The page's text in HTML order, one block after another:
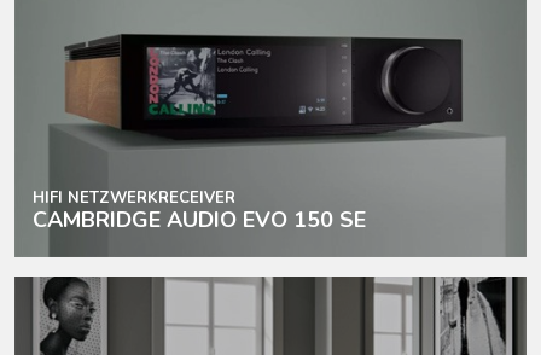
HIFI NETZWERKRECEIVER
CAMBRIDGE AUDIO EVO 150 SE